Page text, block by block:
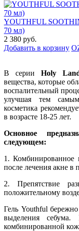
YOUTHFUL
70 мл)
2 380 руб.
Добавить в корзину
В серии Holy
вещества, которые
воспалительный
улучшая тем
косметика
в возрасте 18-25 лет.
Основное
следующем:
1. Комбинированное
после лечения акне в
2. Препятствие
положительному
Гель Youthful
выделения
комбинированной